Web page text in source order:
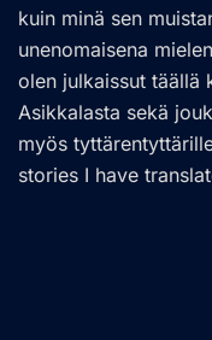
kuin minä sen
unenomaisena
olen julkaissut täällä
Asikkalasta sekä
myös
stories I have